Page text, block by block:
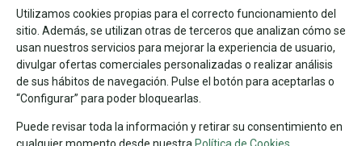
FAMILIAS RELACIONADAS
PUZZLES POR MARCAS
PUZZLES POR Nº DE PIEZAS
PUZZLES ESPECIALES PUZZLES INFANTILES
RAVENSBURGER MENOS DE 500 PZAS
Utilizamos cookies propias para el correcto funcionamiento del
sitio. Además, se utilizan otras de terceros que analizan cómo se
usan nuestros servicios para mejorar la experiencia de usuario,
divulgar ofertas comerciales personalizadas o realizar análisis
de sus hábitos de navegación. Pulse el botón para aceptarlas o
“Configurar” para poder bloquearlas.
Puede revisar toda la información y retirar su consentimiento en